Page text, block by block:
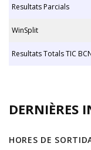
Resultats Parcials
WinSplit
Resultats Totals TIC
DERNIÈRES
HORES DE